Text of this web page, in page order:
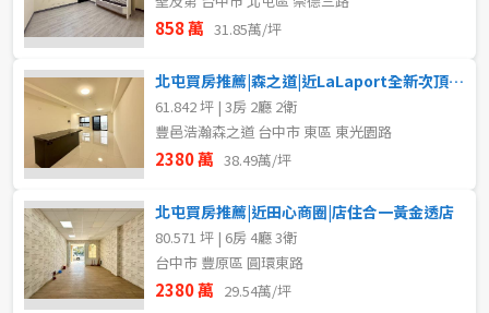
858 萬 31.85萬/坪
北屯買房推薦|森之道|近LaLaport全新次頂樓三房雙平車
61.842 坪 | 3房 2廳 2衛
豐邑浩瀚森之道 台中市 東區 東光園路
2380 萬 38.49萬/坪
北屯買房推薦|近田心商圈|店住合一黃金透店
80.571 坪 | 6房 4廳 3衛
台中市 豐原區 圓環東路
2380 萬 29.54萬/坪